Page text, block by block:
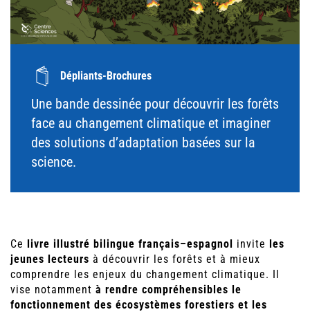
Dépliants-Brochures
Une bande dessinée pour découvrir les forêts
face au changement climatique et imaginer
des solutions d’adaptation basées sur la
science.
Ce livre illustré bilingue français–espagnol invite les
jeunes lecteurs à découvrir les forêts et à mieux
comprendre les enjeux du changement climatique. Il
vise notamment à rendre compréhensibles le
fonctionnement des écosystèmes forestiers et les